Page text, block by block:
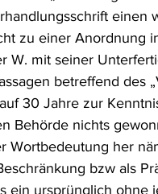
einen
zu einer Anordnung
W. mit seiner
betreffend des
30 Jahre zur
Behörde nichts
Wortbedeutung her
bzw als
ein ursprünglich ohne